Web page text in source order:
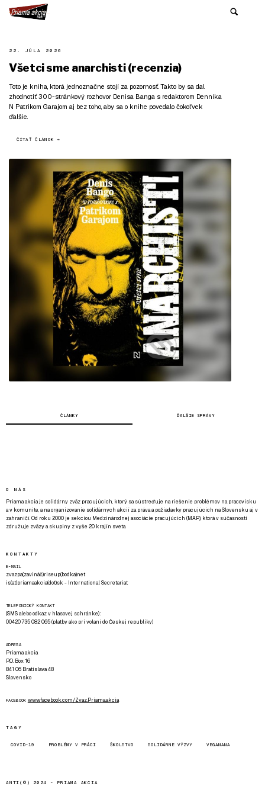
22. JÚLA 2026
Všetci sme anarchisti (recenzia)
Toto je kniha, ktorá jednoznačne stojí za pozornosť. Takto by sa dal
zhodnotiť 300-stránkový rozhovor Denisa Banga s redaktorom Denníka
N Patrikom Garajom aj bez toho, aby sa o knihe povedalo čokoľvek
ďalšie.
ČÍTAŤ ČLÁNOK →
ČLÁNKY ĎALŠIE SPRÁVY
O NÁS
Priama akcia je solidárny zväz pracujúcich, ktorý sa sústreďuje na riešenie problémov na pracovisku
a v komunite, a na organizovanie solidárnych akcií za práva a požiadavky pracujúcich na Slovensku aj v
zahraničí. Od roku 2000 je sekciou Medzinárodnej asociácie pracujúcich (MAP), ktorá v súčasnosti
združuje zväzy a skupiny z vyše 20 krajín sveta.
KONTAKTY
E-MAIL
zvazpa(zavináč)riseup(bodka)net
is(at)priamaakcia(dot)sk - International Secretariat
TELEFONICKÝ KONTAKT
(SMS alebo odkaz v hlasovej schránke):
00420 735 082 065 (platby ako pri volaní do Českej republiky)
ADRESA
Priama akcia
P.O. Box 16
841 06 Bratislava 48
Slovensko
FACEBOOK www.facebook.com/Zvaz.Priama.akcia
TAGY
COVID-19 PROBLÉMY V PRÁCI ŠKOLSTVO SOLIDÁRNE VÝZVY VEGANANA
ANTI(©) 2024 - PRIAMA AKCIA